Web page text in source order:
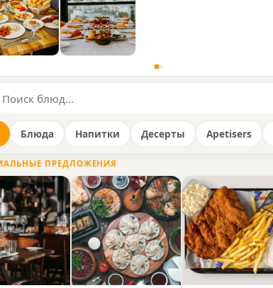
Блюда Напитки Десерты Apetisers
ПРЕДЛОЖЕНИЯ